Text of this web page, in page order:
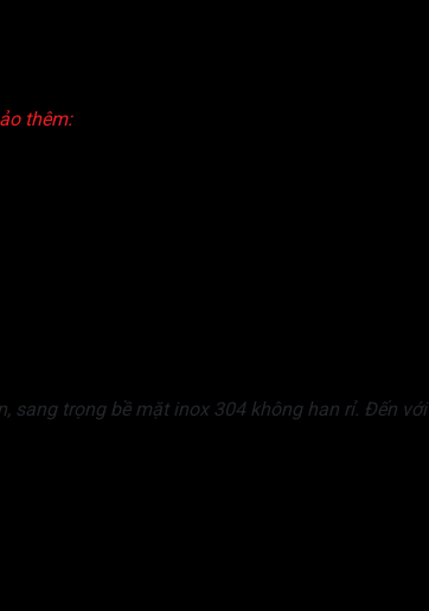
thêm:
sang trọng bề mặt inox 304 không han rỉ. Đến với